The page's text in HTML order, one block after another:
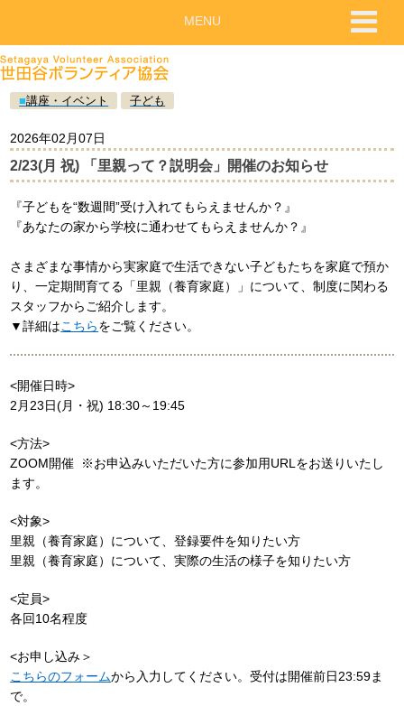
■講座・イベント 子ども
2026年02月07日
2/23(月 祝) 「里親って？説明会」開催のお知らせ
『子どもを“数週間”受け入れてもらえませんか？』
『あなたの家から学校に通わせてもらえませんか？』
さまざまな事情から実家庭で生活できない子どもたちを家庭で預か
り、一定期間育てる「里親（養育家庭）」について、制度に関わる
スタッフからご紹介します。
▼詳細はこちらをご覧ください。
<開催日時>
2月23日(月・祝) 18:30～19:45
<方法>
ZOOM開催 ※お申込みいただいた方に参加用URLをお送りいたし
ます。
<対象>
里親（養育家庭）について、登録要件を知りたい方
里親（養育家庭）について、実際の生活の様子を知りたい方
<定員>
各回10名程度
<お申し込み＞
こちらのフォームから入力してください。受付は開催前日23:59ま
で。
MENU